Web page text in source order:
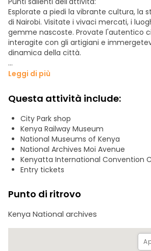
Esplorate a piedi la vibrante cultura, la
di Nairobi. Visitate i vivaci mercati, i
gemme nascoste. Provate l'autentico
interagite con gli artigiani e
dinamica della città.
Caratteristiche principali:
- Mercati locali
- Degustazione di cibo di strada
- Approfondimenti culturali
- Siti storici
- Opportunità di fotografare
Leggi di più
Questa attività include:
City Park shop
Kenya Railway Museum
National Museums of Kenya
National Archives Moi Avenue
Kenyatta International Convention
Entry tickets
Punto di ritrovo
Kenya National archives